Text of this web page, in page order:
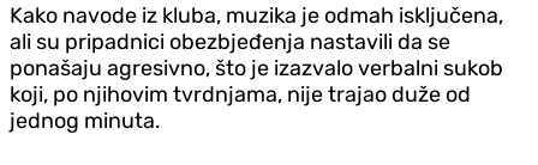
Kako navode iz kluba, muzika je odmah isključena,
ali su pripadnici obezbjeđenja nastavili da se
ponašaju agresivno, što je izazvalo verbalni sukob
koji, po njihovim tvrdnjama, nije trajao duže od
jednog minuta.